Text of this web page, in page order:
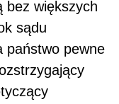
bez większych
sądu
państwo pewne